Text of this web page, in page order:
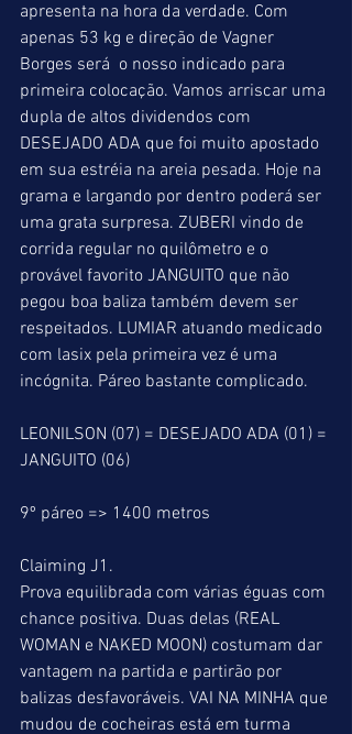
apresenta na hora da verdade. Com
apenas 53 kg e direção de Vagner
Borges será  o nosso indicado para
primeira colocação. Vamos arriscar uma
dupla de altos dividendos com
DESEJADO ADA que foi muito apostado
em sua estréia na areia pesada. Hoje na
grama e largando por dentro poderá ser
uma grata surpresa. ZUBERI vindo de
corrida regular no quilômetro e o
provável favorito JANGUITO que não
pegou boa baliza também devem ser
respeitados. LUMIAR atuando medicado
com lasix pela primeira vez é uma
incógnita. Páreo bastante complicado.
LEONILSON (07) = DESEJADO ADA (01) =
JANGUITO (06)
9º páreo => 1400 metros
Claiming J1.
Prova equilibrada com várias éguas com
chance positiva. Duas delas (REAL
WOMAN e NAKED MOON) costumam dar
vantagem na partida e partirão por
balizas desfavoráveis. VAI NA MINHA que
mudou de cocheiras está em turma